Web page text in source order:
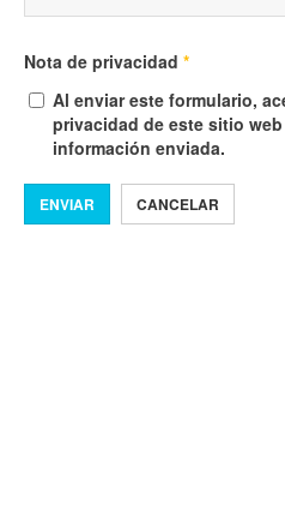
Nota de privacidad *
Al enviar este formulario,
privacidad de este sitio
información enviada.
ENVIAR CANCELAR